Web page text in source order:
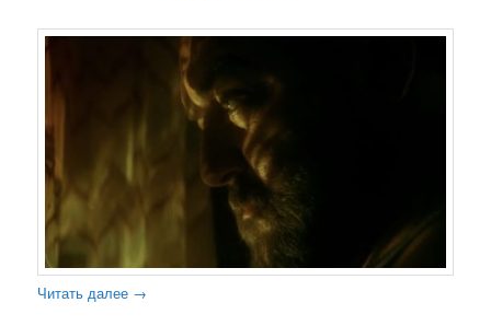
Читать далее →